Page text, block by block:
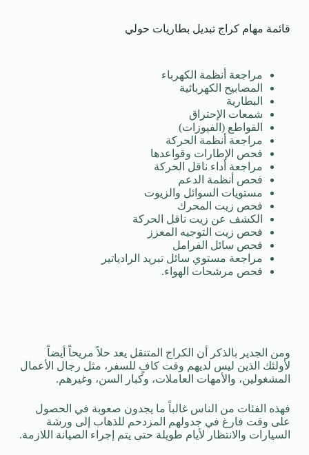
قائمة مهام كراج تبديل بطاريات حولي
مراجعة أنظمة الكهرباء
المصابيح الكهربائية
البطارية
شمعات الإحتراق
القواطع (الفيوزات)
مراجعة أنظمة الحركة
فحص الإطارات وقواعدها
مراجعة أداء ناقل الحركة
فحص أنظمة الدعم
مستويات السوائل والزيوت
فحص زيت المحرك
الكشف عن زيت ناقل الحركة
فحص زيت التوجيه المعزز
فحص سائل الفرامل
مراجعة مستوي سائل تبريد الرادياتير
فحص مرشحات الهواء.
ومن الجدير بالذكر أن الكراج المتنقل يعد حلاً مريحاً أيضاً
لأولئك الذين ليس لديهم وقت كافٍ للسفر، مثل رجال الأعمال
المشغولين، والأمهات العاملات، وكبار السن، وغيرهم.
فهذه الفئات من الناس غالباً ما يجدون صعوبة في الحصول
على وقت فارغ في جدولهم المزدحم للذهاب إلى ورشة
السيارات والانتظار لأيام طويلة حتى يتم إجراء الصيانة اللازمة.